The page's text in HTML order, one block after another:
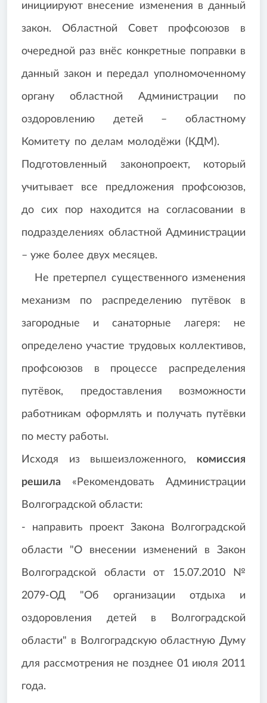
инициируют внесение изменения в данный
закон. Областной Совет профсоюзов в
очередной раз внёс конкретные поправки в
данный закон и передал уполномоченному
органу областной Администрации по
оздоровлению детей – областному
Комитету по делам молодёжи (КДМ).
Подготовленный законопроект, который
учитывает все предложения профсоюзов,
до сих пор находится на согласовании в
подразделениях областной Администрации
– уже более двух месяцев.
Не претерпел существенного изменения
механизм по распределению путёвок в
загородные и санаторные лагеря: не
определено участие трудовых коллективов,
профсоюзов в процессе распределения
путёвок, предоставления возможности
работникам оформлять и получать путёвки
по месту работы.
Исходя из вышеизложенного, комиссия
решила «Рекомендовать Администрации
Волгоградской области:
- направить проект Закона Волгоградской
области "О внесении изменений в Закон
Волгоградской области от 15.07.2010 №
2079-ОД "Об организации отдыха и
оздоровления детей в Волгоградской
области" в Волгоградскую областную Думу
для рассмотрения не позднее 01 июля 2011
года.